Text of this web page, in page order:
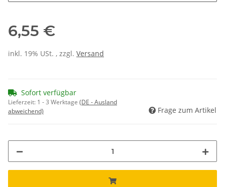
6,55 €
inkl. 19% USt. , zzgl. Versand
Sofort verfügbar
Lieferzeit: 1 - 3 Werktage (DE - Ausland
abweichend)
Frage zum Artikel